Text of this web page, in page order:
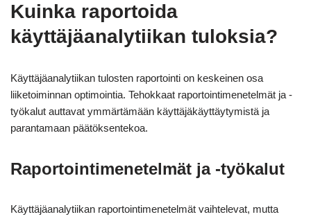
Kuinka raportoida
käyttäjäanalytiikan tuloksia?
Käyttäjäanalytiikan tulosten raportointi on keskeinen osa
liiketoiminnan optimointia. Tehokkaat raportointimenetelmät ja -
työkalut auttavat ymmärtämään käyttäjäkäyttäytymistä ja
parantamaan päätöksentekoa.
Raportointimenetelmät ja -työkalut
Käyttäjäanalytiikan raportointimenetelmät vaihtelevat, mutta